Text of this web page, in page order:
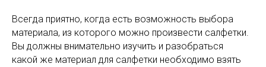
Всегда приятно, когда есть возможность выбора
материала, из которого можно произвести салфетки.
Вы должны внимательно изучить и разобраться
какой же материал для салфетки необходимо взять